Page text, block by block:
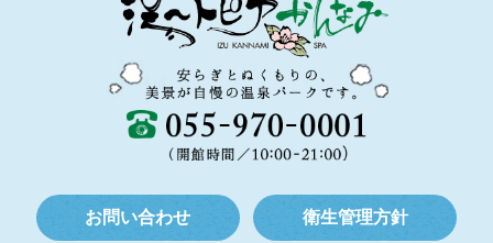
お問い合わせ 衛生管理方針